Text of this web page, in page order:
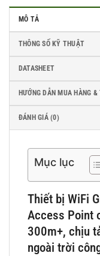
MÔ TẢ
THÔNG SỐ KỸ THUẬT
DATASHEET
HƯỚNG DẪN MUA HÀNG &
ĐÁNH GIÁ (0)
Mục lục
Thiết bị WiFi
Access Point
300m+, chịu
ngoài trời